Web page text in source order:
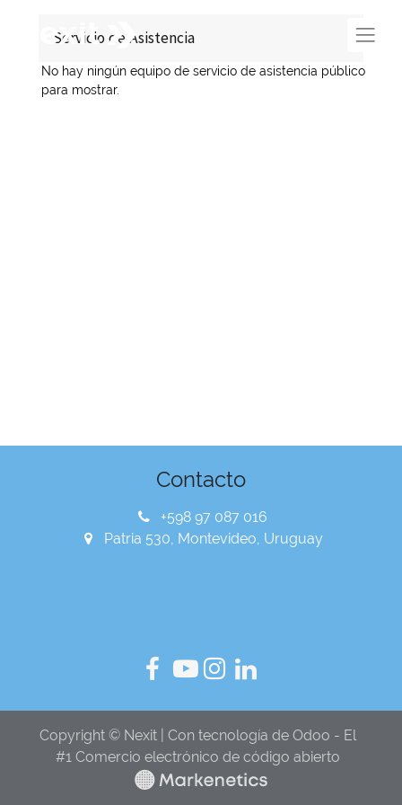
Servicio de Asistencia
No hay ningún equipo de servicio de asistencia público
para mostrar.
Contacto
+598 97 087 016
Patria 530, Montevideo, Uruguay
Copyright © Nexit | Con tecnología de Odoo - El
#1 Comercio electrónico de código abierto